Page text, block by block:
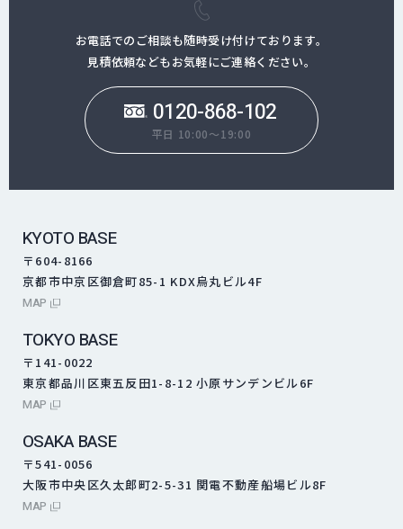
お電話でのご相談も随時受け付けております。
見積依頼などもお気軽にご連絡ください。
0120-868-102
平日 10:00～19:00
KYOTO BASE
〒604-8166
京都市中京区御倉町85-1 KDX烏丸ビル4F
MAP外部サイトにリンクします
TOKYO BASE
〒141-0022
東京都品川区東五反田1-8-12 小原サンデンビル6F
MAP外部サイトにリンクします
OSAKA BASE
〒541-0056
大阪市中央区久太郎町2-5-31 関電不動産船場ビル8F
MAP外部サイトにリンクします